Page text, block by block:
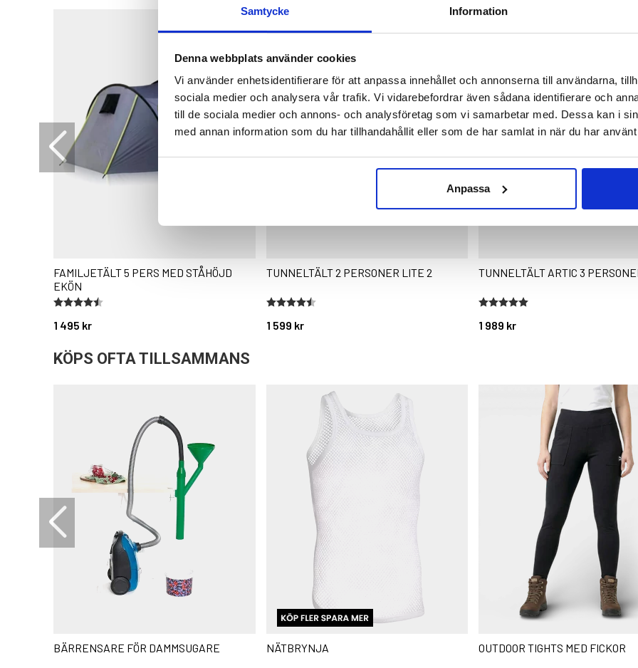
Samtycke Information
Denna webbplats använder cookies
Vi använder enhetsidentifierare för att anpassa innehållet och annonserna till användarna,
sociala medier och analysera vår trafik. Vi vidarebefordrar även sådana identifierare och
till de sociala medier och annons- och analysföretag som vi samarbetar med. Dessa kan i
med annan information som du har tillhandahållit eller som de har samlat in när du har
Anpassa
FAMILJETÄLT 5 PERS MED STÅHÖJD
EKÖN
1 495 kr
Betyg:
4.7 utav 5 stjärnor
TUNNELTÄLT 2 PERSONER LITE 2
1 599 kr
Betyg:
4.8 utav 5 stjärnor
TUNNELTÄLT ARTIC 3
1 989 kr
Betyg:
5.0 utav 5 stjärnor
KÖPS OFTA TILLSAMMANS
BÄRRENSARE FÖR DAMMSUGARE NÄTBRYNJA OUTDOOR TIGHTS MED FICKOR